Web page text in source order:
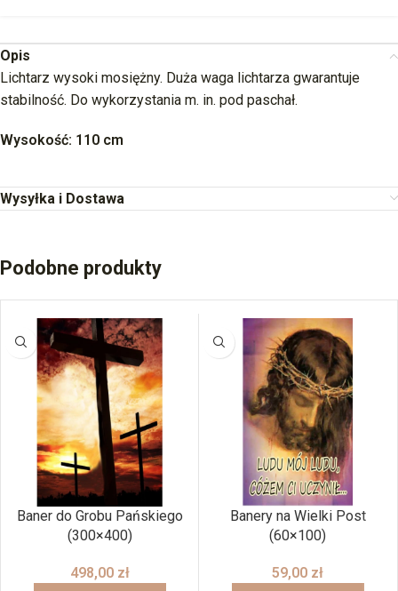
Opis
Lichtarz wysoki mosiężny. Duża waga lichtarza gwarantuje
stabilność. Do wykorzystania m. in. pod paschał.
Wysokość: 110 cm
Wysyłka i Dostawa
Podobne produkty
Baner do Grobu Pańskiego
(300×400)
498,00 zł
Banery na Wielki Post
(60×100)
59,00 zł